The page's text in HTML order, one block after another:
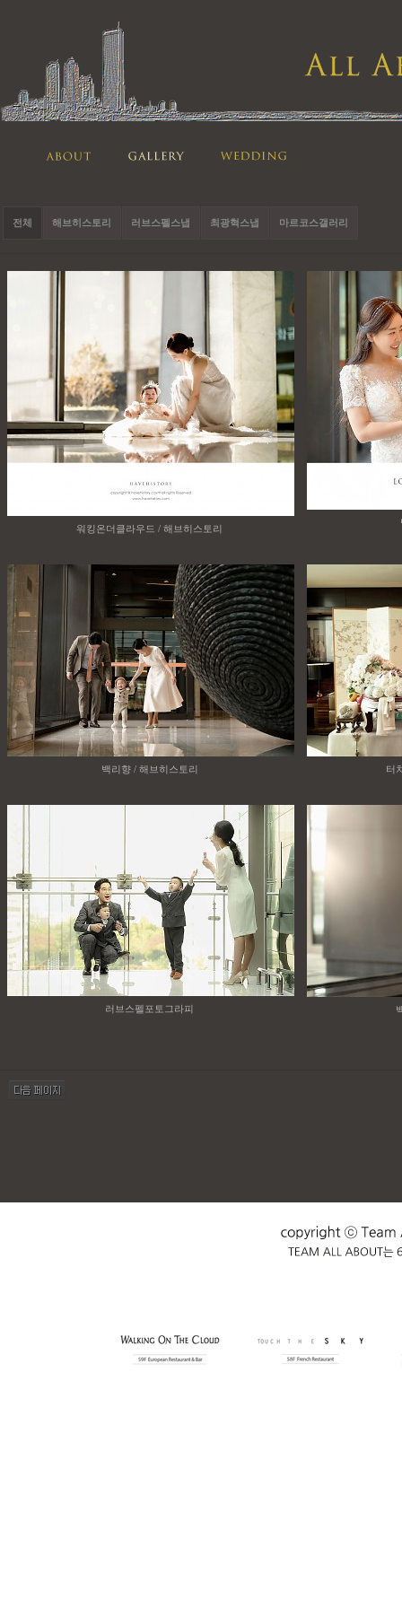
전체 해브히스토리 러브스펠스냅 최광혁스냅 마르코스갤러리
워킹온더클라우드 / 해브히스토리
백리향 / 해브히스토리 터
러브스펠포토그라피